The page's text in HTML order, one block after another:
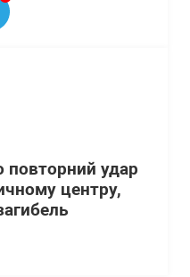
повторний удар
центру,